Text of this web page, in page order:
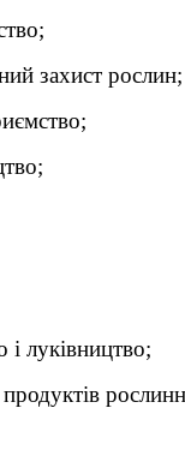
захист рослин;
луківництво;